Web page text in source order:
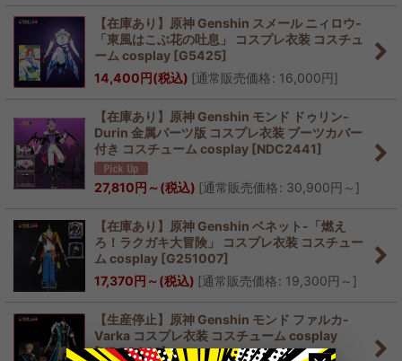
【在庫あり】原神 Genshin スメール ニィロウ-
「東風はこぶ花の吐息」 コスプレ衣装 コスチュ
ーム cosplay [G5425]
14,400円(税込) [通常販売価格: 16,000円]
【在庫あり】原神 Genshin モンド ドゥリン-
Durin 金属パーツ版 コスプレ衣装 ブーツカバー
付き コスチューム cosplay [NDC2441]
27,810円 ～(税込) [通常販売価格: 30,900円 ～ ]
【在庫あり】原神 Genshin ベネット-「燃え
ろ！ラクガキ大冒険」 コスプレ衣装 コスチュー
ム cosplay [G251007]
17,370円 ～(税込) [通常販売価格: 19,300円 ～ ]
【生産停止】原神 Genshin モンド ファルカ-
Varka コスプレ衣装 コスチューム cosplay
[NDC2446]